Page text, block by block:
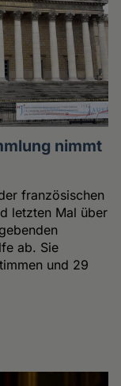
nimmt
französischen
letzten Mal über
ab. Sie
und 29